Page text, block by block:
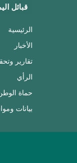
قبائل
الرئيسية
الأخبار
تقارير
الرأي
حماة
بيانات